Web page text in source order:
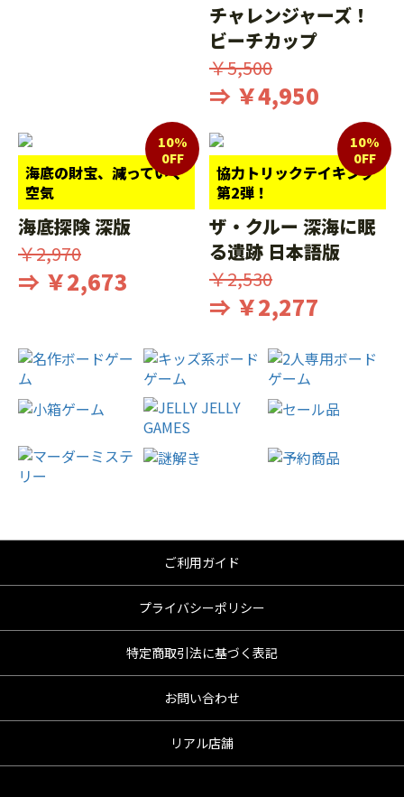
チャレンジャーズ！
ビーチカップ
￥5,500
⇒ ￥4,950
海底の財宝、減っていく
空気
10%
0FF
海底探険 深版
￥2,970
⇒ ￥2,673
協力トリックテイキング
第2弾！
10%
0FF
ザ・クルー 深海に眠
る遺跡 日本語版
￥2,530
⇒ ￥2,277
ご利用ガイド
プライバシーポリシー
特定商取引法に基づく表記
お問い合わせ
リアル店舗